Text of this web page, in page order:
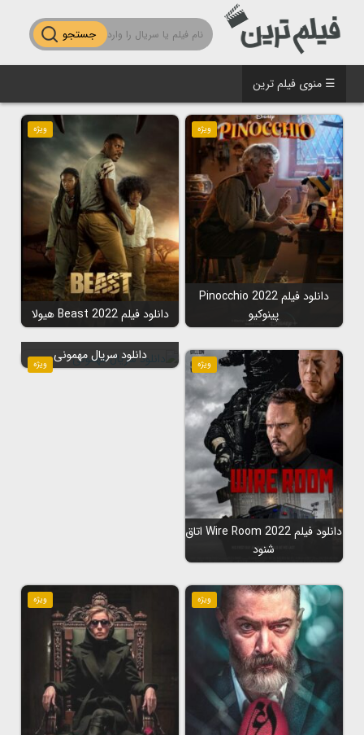
جستجو
☰ منوی فیلم ترین
ویژه
دانلود فیلم Pinocchio 2022
پینوکیو
ویژه
دانلود فیلم Beast 2022 هیولا
ویژه
دانلود فیلم Wire Room 2022 اتاق
شنود
ویژه
دانلود سریال مهمونی
ویژه ویژه